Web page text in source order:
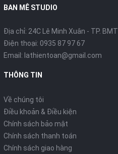
BAN MÊ STUDIO
Địa chỉ: 24C Lê Minh Xuân - TP. BMT
Điện thoại: 0935 87 97 67
Email: lathientoan@gmail.com
THÔNG TIN
Về chúng tôi
Điều khoản & Điều kiện
Chính sách bảo mật
Chính sách thanh toán
Chính sách giao hàng